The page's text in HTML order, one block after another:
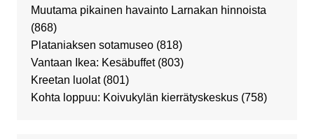
Muutama pikainen havainto Larnakan hinnoista
(868)
Plataniaksen sotamuseo (818)
Vantaan Ikea: Kesäbuffet (803)
Kreetan luolat (801)
Kohta loppuu: Koivukylän kierrätyskeskus (758)